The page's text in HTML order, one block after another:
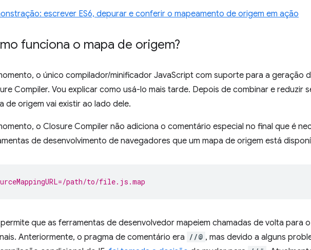
escrever ES6, depurar e conferir o mapeamento de origem em ação
funciona o mapa de origem?
o único compilador/minificador JavaScript com suporte para a geração
Compiler. Vou explicar como usá-lo mais tarde. Depois de combinar e reduzir
de origem vai existir ao lado dele.
o Closure Compiler não adiciona o comentário especial no final que é
de desenvolvimento de navegadores que um mapa de origem está
path/to/file.js.map
que as ferramentas de desenvolvedor mapeiem chamadas de volta para
Anteriormente, o pragma de comentário era //@ , mas devido a alguns